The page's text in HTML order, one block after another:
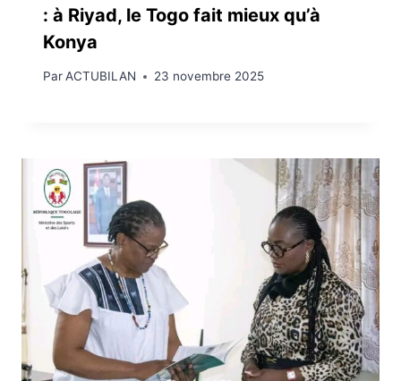
: à Riyad, le Togo fait mieux qu’à
Konya
ParACTUBILAN 23 novembre 2025